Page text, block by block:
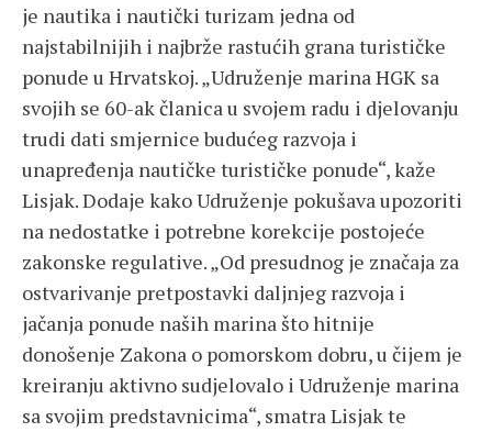
je nautika i nautički turizam jedna od
najstabilnijih i najbrže rastućih grana turističke
ponude u Hrvatskoj. „Udruženje marina HGK sa
svojih se 60-ak članica u svojem radu i djelovanju
trudi dati smjernice budućeg razvoja i
unapređenja nautičke turističke ponude“, kaže
Lisjak. Dodaje kako Udruženje pokušava upozoriti
na nedostatke i potrebne korekcije postojeće
zakonske regulative. „Od presudnog je značaja za
ostvarivanje pretpostavki daljnjeg razvoja i
jačanja ponude naših marina što hitnije
donošenje Zakona o pomorskom dobru, u čijem je
kreiranju aktivno sudjelovalo i Udruženje marina
sa svojim predstavnicima“, smatra Lisjak te